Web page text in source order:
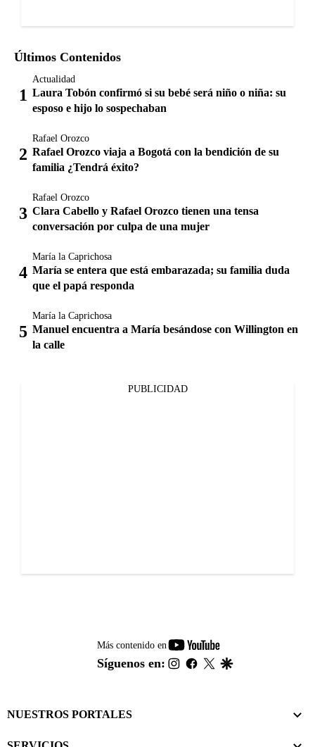
Últimos Contenidos
Actualidad
Laura Tobón confirmó si su bebé será niño o niña: su
esposo e hijo lo sospechaban
Rafael Orozco
Rafael Orozco viaja a Bogotá con la bendición de su
familia ¿Tendrá éxito?
Rafael Orozco
Clara Cabello y Rafael Orozco tienen una tensa
conversación por culpa de una mujer
María la Caprichosa
María se entera que está embarazada; su familia duda
que el papá responda
María la Caprichosa
Manuel encuentra a María besándose con Willington en
la calle
PUBLICIDAD
Más contenido en
youtube-
footer
Síguenos en: instagram
facebook
twitter
NUESTROS PORTALES